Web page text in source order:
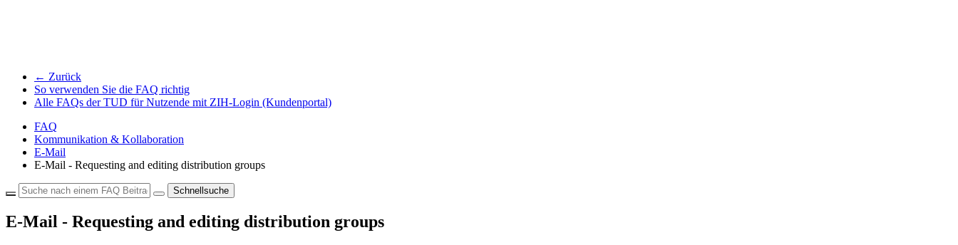
← Zurück
So verwenden Sie die FAQ richtig
Alle FAQs der TUD für Nutzende mit ZIH-Login (Kundenportal)
FAQ
Kommunikation & Kollaboration
E-Mail
E-Mail - Requesting and editing distribution groups
Schnellsuche
E-Mail - Requesting and editing distribution groups